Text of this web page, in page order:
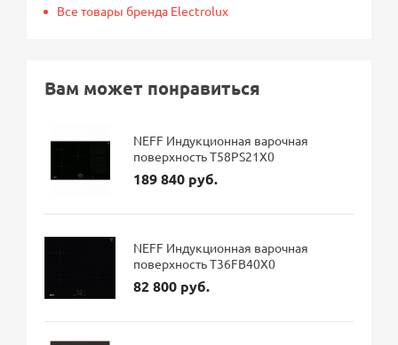
Все товары бренда Electrolux
Вам может понравиться
NEFF Индукционная варочная
поверхность T58PS21X0
189 840 руб.
NEFF Индукционная варочная
поверхность T36FB40X0
82 800 руб.